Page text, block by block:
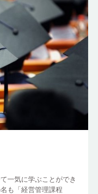
一気に学ぶことができ
も「経営管理課程